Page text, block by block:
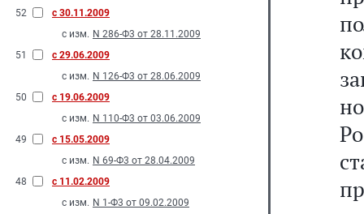
52
с 30.11.2009
с изм. N 286-Ф3 от 28.11.2009
51
с 29.06.2009
с изм. N 126-Ф3 от 28.06.2009
50
с 19.06.2009
с изм. N 110-Ф3 от 03.06.2009
49
с 15.05.2009
с изм. N 69-Ф3 от 28.04.2009
48
с 11.02.2009
с изм. N 1-Ф3 от 09.02.2009